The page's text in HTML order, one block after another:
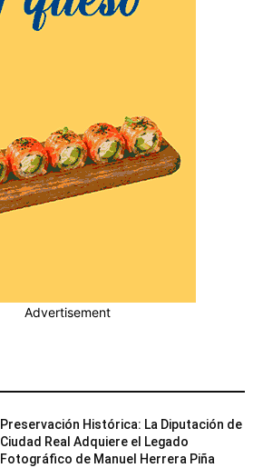
Preservación Histórica: La Diputación de
Ciudad Real Adquiere el Legado
Fotográfico de Manuel Herrera Piña